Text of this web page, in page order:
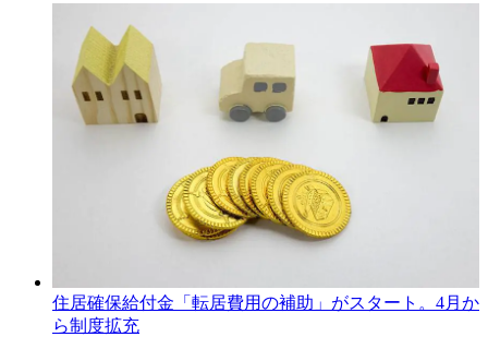
住居確保給付金「転居費用の補助」がスタート。4月か
ら制度拡充